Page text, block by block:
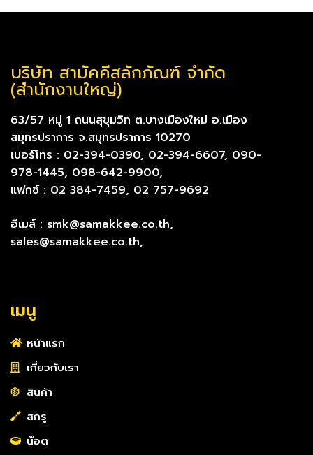
บริษัท สามัคคีสลักภัณฑ์ จำกัด
(สำนักงานใหญ่)
63/57 หมู่ 1 ถนนสุขุมวิท ต.บางเมืองใหม่ อ.เมือง
สมุทรปราการ จ.สมุทรปราการ 10270
เบอร์โทร : 02-394-0390, 02-394-6607, 090-
978-1445, 098-642-9900,
แฟกซ์ : 02 384-7459, 02 757-9692
อีเมล์ : smk@samakkee.co.th,
sales@samakkee.co.th,
เมนู
หน้าแรก
เกี่ยวกับเรา
สินค้า
สกรู
น๊อต